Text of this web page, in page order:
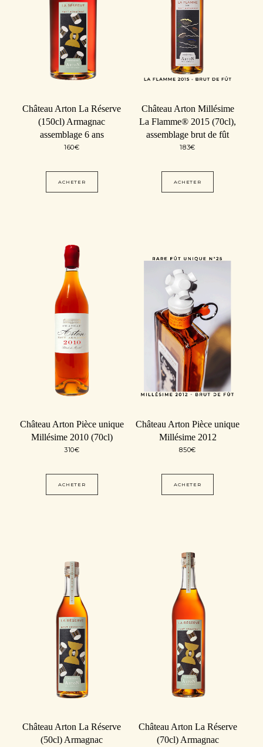
Château Arton La Réserve
(150cl) Armagnac
assemblage 6 ans
160€
ACHETER
Château Arton Millésime
La Flamme® 2015 (70cl),
assemblage brut de fût
183€
ACHETER
Château Arton Pièce unique
Millésime 2010 (70cl)
310€
ACHETER
Château Arton Pièce unique
Millésime 2012
850€
ACHETER
Château Arton La Réserve
(50cl) Armagnac
Château Arton La Réserve
(70cl) Armagnac